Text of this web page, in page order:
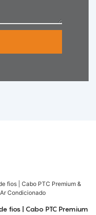
fios | Cabo PTC Premium